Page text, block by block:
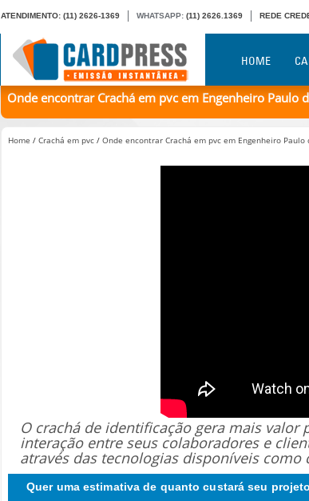
ATENDIMENTO: (11) 2626-1369 WHATSAPP: (11) 2626.1369 REDE
HOME
Onde encontrar Crachá em pvc em Engenheiro Paulo
Home / Crachá em pvc / Onde encontrar Crachá em pvc em Engenheiro Paulo
O crachá de identificação gera mais
interação entre seus colaboradores e
através das tecnologias disponíveis como
Quer uma estimativa de quanto custará seu